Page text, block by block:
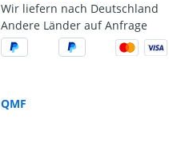
Wir liefern nach Deutschland
Andere Länder auf Anfrage
QMF